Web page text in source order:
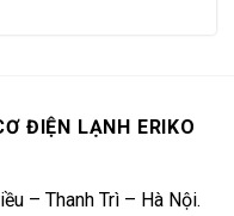
ĐIỆN LẠNH ERIKO
– Thanh Trì – Hà Nội.